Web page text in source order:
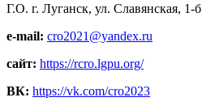
Г.О. г. Луганск, ул. Славянская, 1-б
e-mail: cro2021@yandex.ru
сайт: https://rcro.lgpu.org/
ВК: https://vk.com/cro2023